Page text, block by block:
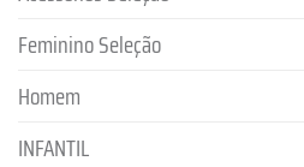
Feminino Seleção
Homem
INFANTIL